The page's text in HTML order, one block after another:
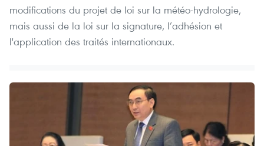
modifications du projet de loi sur la météo-hydrologie,
mais aussi de la loi sur la signature, l’adhésion et
l'application des traités internationaux.